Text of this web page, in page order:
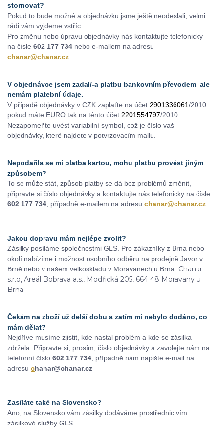
stornovat?
Pokud to bude možné a objednávku jsme ještě neodeslali, velmi
rádi vám vyjdeme vstříc.
Pro změnu nebo úpravu objednávky nás kontaktujte telefonicky
na čísle 602 177 734 nebo e-mailem na adresu
chanar@chanar.cz
V objednávce jsem zadal/-a platbu bankovním převodem, ale
nemám platební údaje.
V případě objednávky v CZK zaplaťte na účet 2901336061/2010
pokud máte EURO tak na ténto účet 2201554797/2010.
Nezapomeňte uvést variabilní symbol, což je číslo vaší
objednávky, které najdete v potvrzovacím mailu.
Nepodařila se mi platba kartou, mohu platbu provést jiným
způsobem?
To se může stát, způsob platby se dá bez problémů změnit,
připravte si číslo objednávky a kontaktujte nás telefonicky na čísle
602 177 734, případně e-mailem na adresu chanar@chanar.cz
Jakou dopravu mám nejlépe zvolit?
Zásilky posíláme společnostmi GLS. Pro zákazníky z Brna nebo
okolí nabízíme i možnost osobního odběru na prodejně Javor v
Brně nebo v našem velkoskladu v Moravanech u Brna. Chanar
s.r.o, Areál Bobrava a.s., Modřická 205, 664 48 Moravany u
Brna
Čekám na zboží už delší dobu a zatím mi nebylo dodáno, co
mám dělat?
Nejdříve musíme zjistit, kde nastal problém a kde se zásilka
zdržela. Připravte si, prosím, číslo objednávky a zavolejte nám na
telefonní číslo 602 177 734, případně nám napište e-mail na
adresu chanar@chanar.cz
Zasíláte také na Slovensko?
Ano, na Slovensko vám zásilky dodáváme prostřednictvím
zásilkové služby GLS.